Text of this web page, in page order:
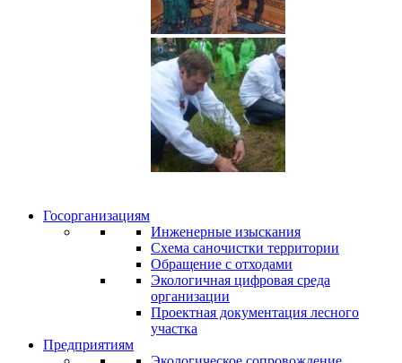
Госорганизациям
Инженерные изыскания
Схема саночистки территории
Обращение с отходами
Экологичная цифровая среда
организации
Проектная документация лесного
участка
Предприятиям